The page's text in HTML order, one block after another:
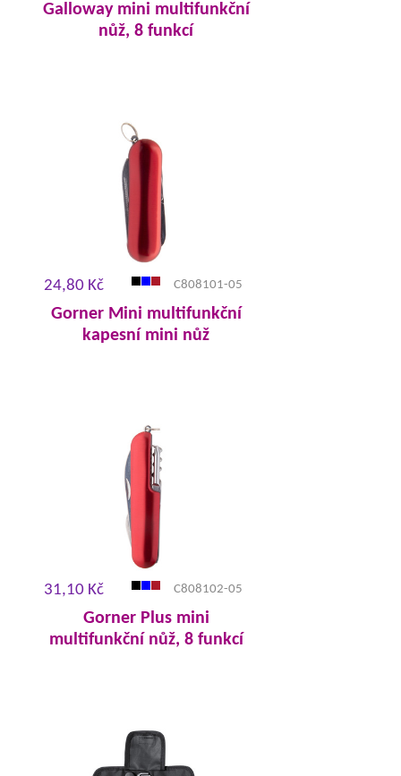
Galloway mini multifunkční
nůž, 8 funkcí
24,80 Kč C808101-05
Gorner Mini multifunkční
kapesní mini nůž
31,10 Kč C808102-05
Gorner Plus mini
multifunkční nůž, 8 funkcí